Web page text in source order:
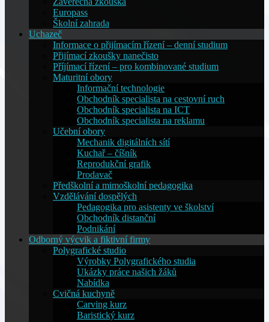
Europass
Školní zahrada
Uchazeč
Informace o přijímacím řízení – denní studium
Přijímací zkoušky nanečisto
Příjímací řízení – pro kombinované studium
Maturitní obory
Informační technologie
Obchodník specialista na cestovní ruch
Obchodník specialista na ICT
Obchodník specialista na reklamu
Učební obory
Mechanik digitálních sítí
Kuchař – číšník
Reprodukční grafik
Prodavač
Předškolní a mimoškolní pedagogika
Vzdělávání dospělých
Pedagogika pro asistenty ve školství
Obchodník distanční
Podnikání
Odborný výcvik a fiktivní firmy
Polygrafické studio
Výrobky Polygrafického studia
Ukázky práce našich žáků
Nabídka
Cvičná kuchyně
Carving kurz
Baristický kurz